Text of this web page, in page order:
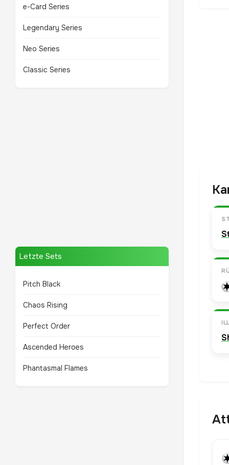
e-Card Series
Legendary Series
Neo Series
Classic Series
Letzte Sets
Pitch Black
Chaos Rising
Perfect Order
Ascended Heroes
Phantasmal Flames